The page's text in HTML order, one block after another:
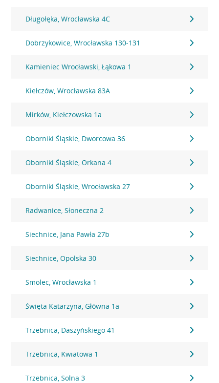
Długołęka, Wrocławska 4C
Dobrzykowice, Wrocławska 130-131
Kamieniec Wrocławski, Łąkowa 1
Kiełczów, Wrocławska 83A
Mirków, Kiełczowska 1a
Oborniki Śląskie, Dworcowa 36
Oborniki Śląskie, Orkana 4
Oborniki Śląskie, Wrocławska 27
Radwanice, Słoneczna 2
Siechnice, Jana Pawła 27b
Siechnice, Opolska 30
Smolec, Wrocławska 1
Święta Katarzyna, Główna 1a
Trzebnica, Daszyńskiego 41
Trzebnica, Kwiatowa 1
Trzebnica, Solna 3